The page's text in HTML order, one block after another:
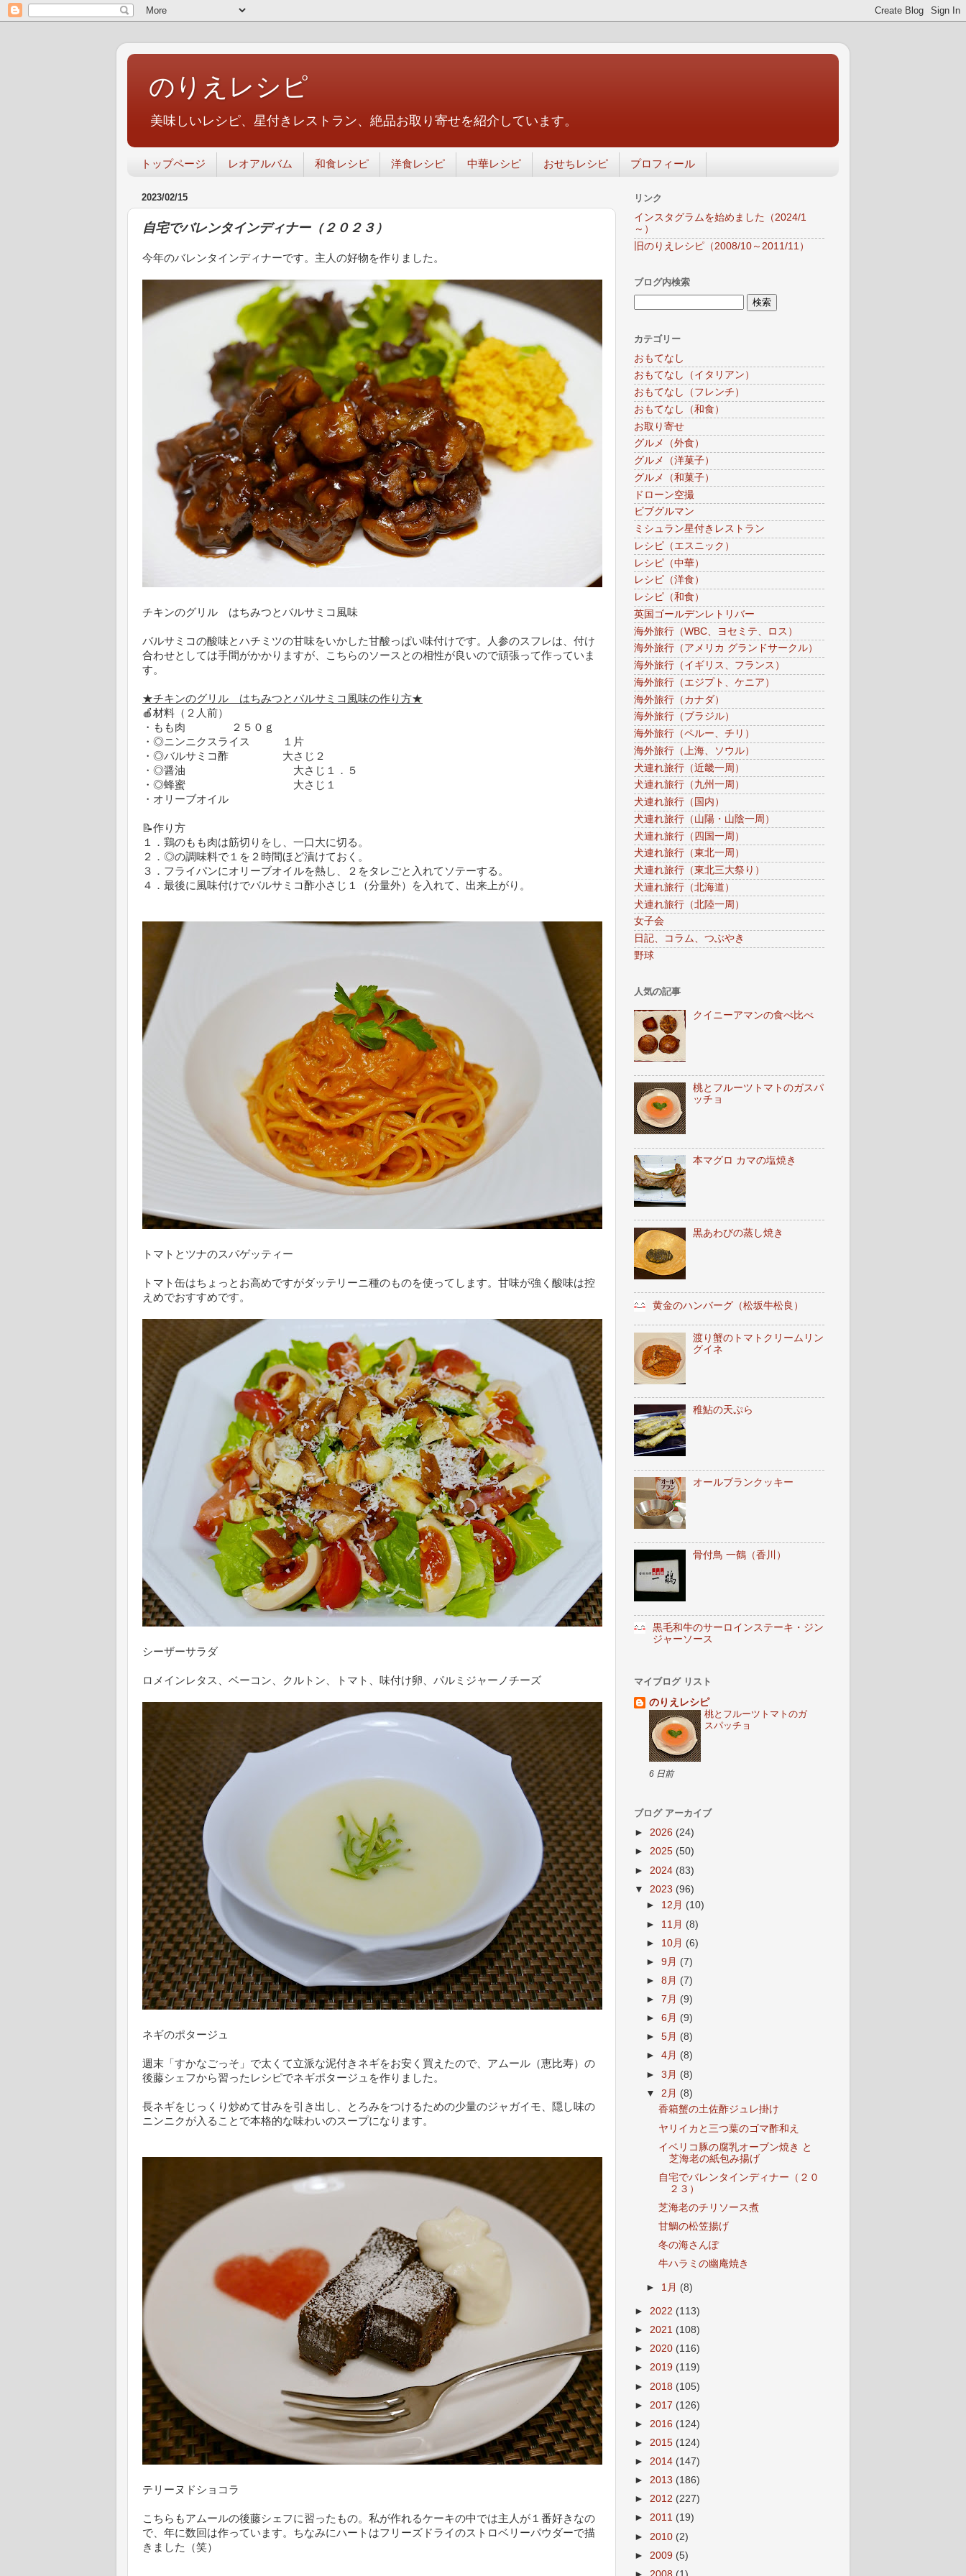
のりえレシピ
美味しいレシピ、星付きレストラン、絶品お取り寄せを紹介しています。
トップページ レオアルバム 和食レシピ 洋食レシピ 中華レシピ おせちレシピ プロフィール
2023/02/15
自宅でバレンタインディナー（２０２３）
今年のバレンタインディナーです。主人の好物を作りました。
チキンのグリル はちみつとバルサミコ風味
バルサミコの酸味とハチミツの甘味をいかした甘酸っぱい味付けです。人参のスフレは、付け
合わせとしては手間がかかりますが、こちらのソースとの相性が良いので頑張って作っていま
す。
★チキンのグリル はちみつとバルサミコ風味の作り方★
🍎材料（２人前）
・もも肉 ２５０ｇ
・◎ニンニクスライス １片
・◎バルサミコ酢 大さじ２
・◎醤油 大さじ１．５
・◎蜂蜜 大さじ１
・オリーブオイル
📝作り方
１．鶏のもも肉は筋切りをし、一口大に切る。
２．◎の調味料で１を２時間ほど漬けておく。
３．フライパンにオリーブオイルを熱し、２をタレごと入れてソテーする。
４．最後に風味付けでバルサミコ酢小さじ１（分量外）を入れて、出来上がり。
トマトとツナのスパゲッティー
トマト缶はちょっとお高めですがダッテリーニ種のものを使ってします。甘味が強く酸味は控
えめでおすすめです。
シーザーサラダ
ロメインレタス、ベーコン、クルトン、トマト、味付け卵、パルミジャーノチーズ
ネギのポタージュ
週末「すかなごっそ」で太くて立派な泥付きネギをお安く買えたので、アムール（恵比寿）の
後藤シェフから習ったレシピでネギポタージュを作りました。
長ネギをじっくり炒めて甘みを引き出し、とろみをつけるための少量のジャガイモ、隠し味の
ニンニクが入ることで本格的な味わいのスープになります。
テリーヌドショコラ
こちらもアムールの後藤シェフに習ったもの。私が作れるケーキの中では主人が１番好きなの
で、年に数回は作っています。ちなみにハートはフリーズドライのストロベリーパウダーで描
きました（笑）
リンク
インスタグラムを始めました（2024/1
～）
旧のりえレシピ（2008/10～2011/11）
ブログ内検索
カテゴリー
おもてなし
おもてなし（イタリアン）
おもてなし（フレンチ）
おもてなし（和食）
お取り寄せ
グルメ（外食）
グルメ（洋菓子）
グルメ（和菓子）
ドローン空撮
ビブグルマン
ミシュラン星付きレストラン
レシピ（エスニック）
レシピ（中華）
レシピ（洋食）
レシピ（和食）
英国ゴールデンレトリバー
海外旅行（WBC、ヨセミテ、ロス）
海外旅行（アメリカ グランドサークル）
海外旅行（イギリス、フランス）
海外旅行（エジプト、ケニア）
海外旅行（カナダ）
海外旅行（ブラジル）
海外旅行（ペルー、チリ）
海外旅行（上海、ソウル）
犬連れ旅行（近畿一周）
犬連れ旅行（九州一周）
犬連れ旅行（国内）
犬連れ旅行（山陽・山陰一周）
犬連れ旅行（四国一周）
犬連れ旅行（東北一周）
犬連れ旅行（東北三大祭り）
犬連れ旅行（北海道）
犬連れ旅行（北陸一周）
女子会
日記、コラム、つぶやき
野球
人気の記事
クイニーアマンの食べ比べ
桃とフルーツトマトのガスパ
ッチョ
本マグロ カマの塩焼き
黒あわびの蒸し焼き
黄金のハンバーグ（松坂牛松良）
渡り蟹のトマトクリームリン
グイネ
稚鮎の天ぷら
オールブランクッキー
骨付鳥 一鶴（香川）
黒毛和牛のサーロインステーキ・ジン
ジャーソース
マイブログ リスト
のりえレシピ
桃とフルーツトマトのガ
スパッチョ
6 日前
ブログ アーカイブ
► 2026 (24)
► 2025 (50)
► 2024 (83)
▼ 2023 (96)
► 12月 (10)
► 11月 (8)
► 10月 (6)
►9月 (7)
►8月 (7)
►7月 (9)
►6月 (9)
►5月 (8)
►4月 (8)
►3月 (8)
▼ 2月 (8)
香箱蟹の土佐酢ジュレ掛け
ヤリイカと三つ葉のゴマ酢和え
イベリコ豚の腐乳オーブン焼き と
芝海老の紙包み揚げ
自宅でバレンタインディナー（２０
２３）
芝海老のチリソース煮
甘鯛の松笠揚げ
冬の海さんぽ
牛ハラミの幽庵焼き
► 1月 (8)
► 2022 (113)
► 2021 (108)
► 2020 (116)
► 2019 (119)
► 2018 (105)
► 2017 (126)
► 2016 (124)
► 2015 (124)
► 2014 (147)
► 2013 (186)
► 2012 (227)
► 2011 (19)
► 2010 (2)
► 2009 (5)